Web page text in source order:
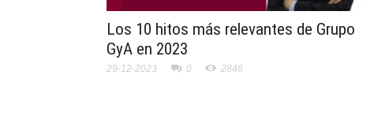
Los 10 hitos más relevantes de Grupo
GyA en 2023
29-12-2023 0 2846